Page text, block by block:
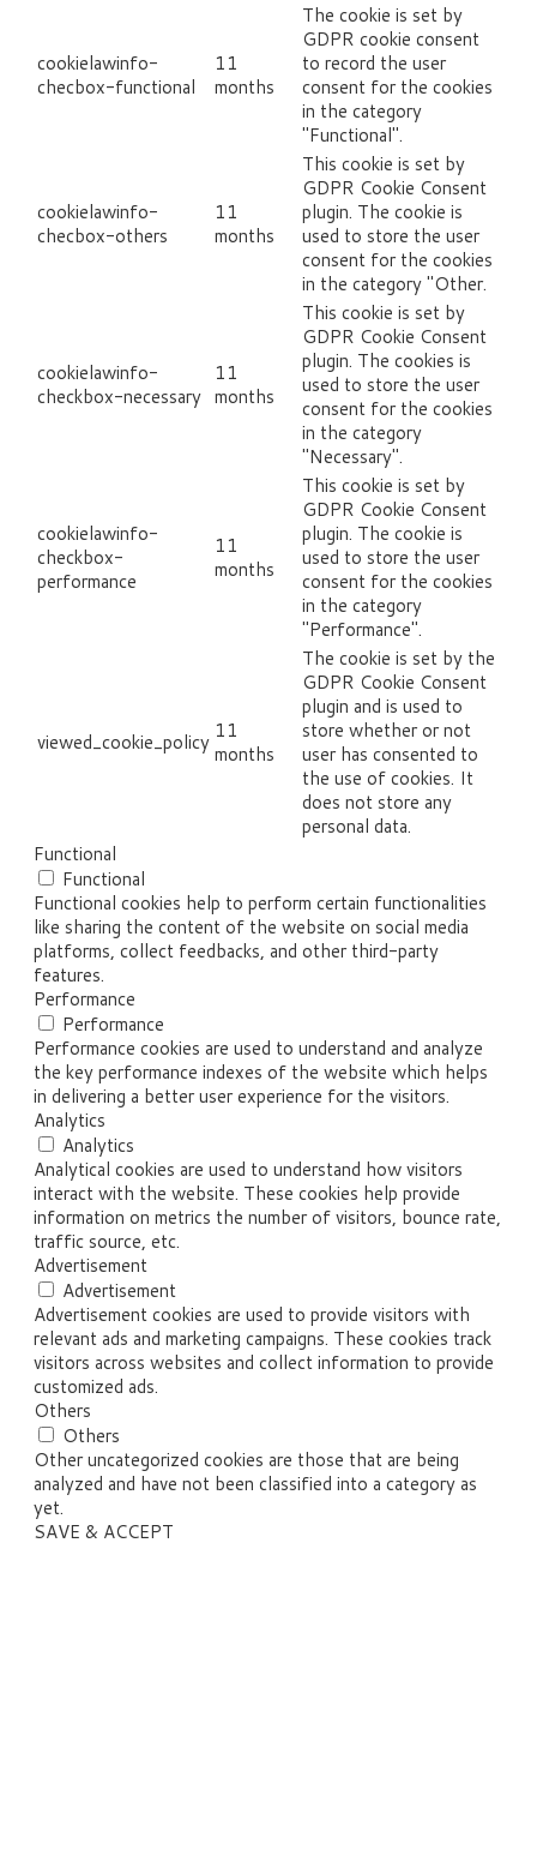
cookielawinfo-
checbox-functional
11
months
The cookie is set by
GDPR cookie consent
to record the user
consent for the cookies
in the category
"Functional".
cookielawinfo-
checbox-others
11
months
This cookie is set by
GDPR Cookie Consent
plugin. The cookie is
used to store the user
consent for the cookies
in the category "Other.
cookielawinfo-
checkbox-necessary
11
months
This cookie is set by
GDPR Cookie Consent
plugin. The cookies is
used to store the user
consent for the cookies
in the category
"Necessary".
cookielawinfo-
checkbox-
performance
11
months
This cookie is set by
GDPR Cookie Consent
plugin. The cookie is
used to store the user
consent for the cookies
in the category
"Performance".
viewed_cookie_policy 11
months
The cookie is set by the
GDPR Cookie Consent
plugin and is used to
store whether or not
user has consented to
the use of cookies. It
does not store any
personal data.
Functional
Functional
Functional cookies help to perform certain functionalities
like sharing the content of the website on social media
platforms, collect feedbacks, and other third-party
features.
Performance
Performance
Performance cookies are used to understand and analyze
the key performance indexes of the website which helps
in delivering a better user experience for the visitors.
Analytics
Analytics
Analytical cookies are used to understand how visitors
interact with the website. These cookies help provide
information on metrics the number of visitors, bounce rate,
traffic source, etc.
Advertisement
Advertisement
Advertisement cookies are used to provide visitors with
relevant ads and marketing campaigns. These cookies track
visitors across websites and collect information to provide
customized ads.
Others
Others
Other uncategorized cookies are those that are being
analyzed and have not been classified into a category as
yet.
SAVE & ACCEPT